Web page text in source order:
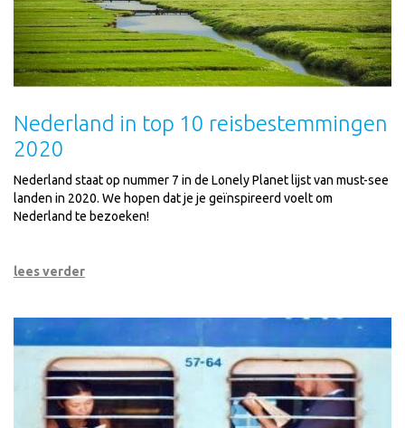
Nederland in top 10 reisbestemmingen
2020
Nederland staat op nummer 7 in de Lonely Planet lijst van must-see
landen in 2020. We hopen dat je je geïnspireerd voelt om
Nederland te bezoeken!
lees verder